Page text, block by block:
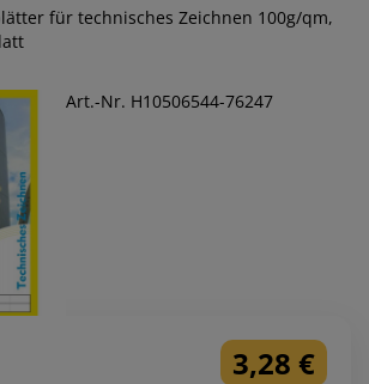
für technisches Zeichnen 100g/qm,
Art.-Nr. H10506544-76247
3,28 €